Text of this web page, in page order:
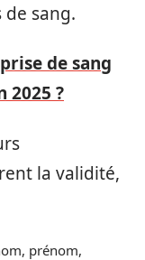
sang.
de sang
2025 ?
la validité,
prénom,